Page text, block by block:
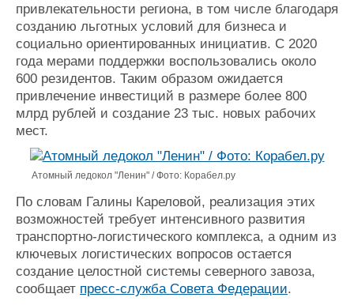
Конференции
Выставки и семинары
Личности
Словарь
Флот
Галерея флота
Форум
Все службы
привлекательности региона, в том числе благодаря
созданию льготных условий для бизнеса и
социально ориентированных инициатив. С 2020
года мерами поддержки воспользовались около
600 резидентов. Таким образом ожидается
привлечение инвестиций в размере более 800
млрд рублей и создание 23 тыс. новых рабочих
мест.
Атомный ледокол "Ленин" / Фото: Корабел.ру
По словам Галины Кареловой, реализация этих
возможностей требует интенсивного развития
транспортно-логистического комплекса, а одним из
ключевых логистических вопросов остается
создание целостной системы северного завоза,
сообщает пресс-служба Совета Федерации.